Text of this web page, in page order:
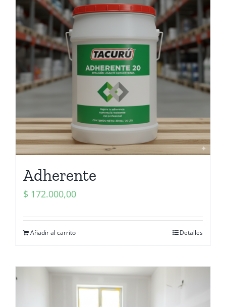
Adherente
$ 172.000,00
Añadir al carrito Detalles